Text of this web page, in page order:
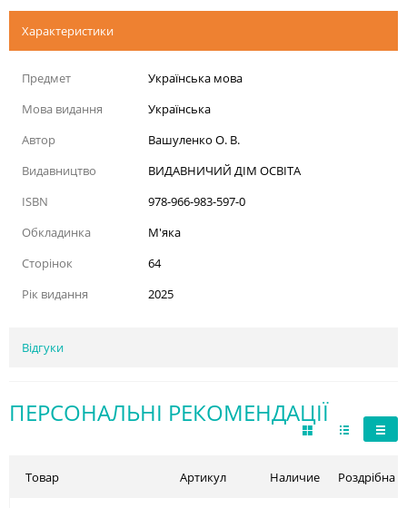
Характеристики
Предмет
Українська мова
Мова видання
Українська
Автор
Вашуленко О. В.
Видавництво
ВИДАВНИЧИЙ ДІМ ОСВІТА
ISBN
978-966-983-597-0
Обкладинка
М'яка
Сторінок
64
Рік видання
2025
Відгуки
ПЕРСОНАЛЬНІ РЕКОМЕНДАЦІЇ
Товар Артикул Наличие Роздрібна